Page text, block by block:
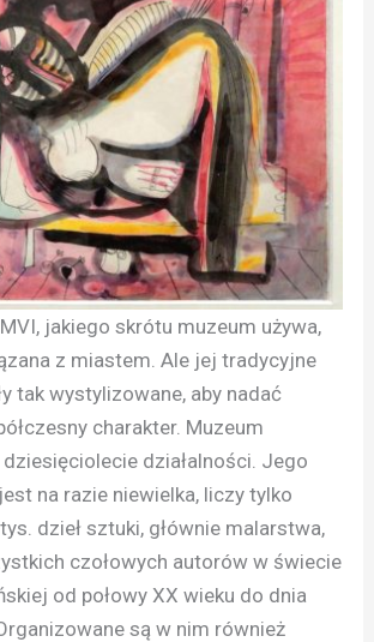
jakiego skrótu muzeum używa,
z miastem. Ale jej tradycyjne
tak wystylizowane, aby nadać
charakter. Muzeum
działalności. Jego
na razie niewielka, liczy tylko
dzieł sztuki, głównie malarstwa,
czołowych autorów w świecie
od połowy XX wieku do dnia
są w nim również